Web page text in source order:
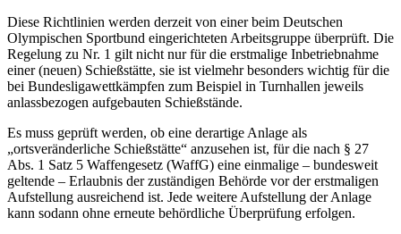
Diese Richtlinien werden derzeit von einer beim Deutschen
Olympischen Sportbund eingerichteten Arbeitsgruppe überprüft. Die
Regelung zu Nr. 1 gilt nicht nur für die erstmalige Inbetriebnahme
einer (neuen) Schießstätte, sie ist vielmehr besonders wichtig für die
bei Bundesligawettkämpfen zum Beispiel in Turnhallen jeweils
anlassbezogen aufgebauten Schießstände.
Es muss geprüft werden, ob eine derartige Anlage als
„ortsveränderliche Schießstätte“ anzusehen ist, für die nach § 27
Abs. 1 Satz 5 Waffengesetz (WaffG) eine einmalige – bundesweit
geltende – Erlaubnis der zuständigen Behörde vor der erstmaligen
Aufstellung ausreichend ist. Jede weitere Aufstellung der Anlage
kann sodann ohne erneute behördliche Überprüfung erfolgen.